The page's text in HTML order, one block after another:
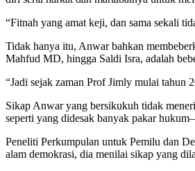
“Fitnah yang amat keji, dan sama sekali
Tidak hanya itu, Anwar bahkan
Mahfud MD, hingga Saldi Isra, adalah
“Jadi sejak zaman Prof Jimly mulai tahun
Sikap Anwar yang bersikukuh tidak
seperti yang didesak banyak pakar
Peneliti Perkumpulan untuk Pemilu dan
alam demokrasi, dia menilai sikap yang